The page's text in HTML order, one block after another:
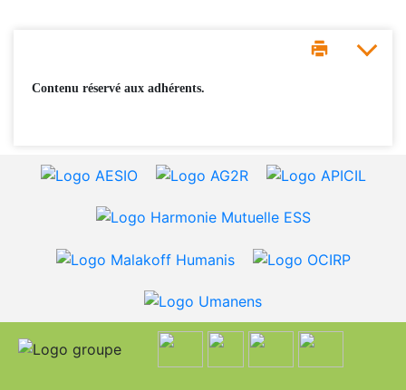
Contenu réservé aux adhérents.